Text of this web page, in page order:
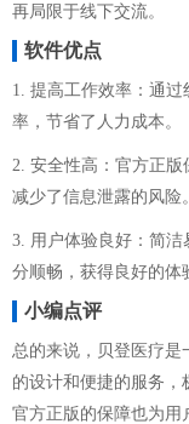
再局限于线下交流。
软件优点
1. 提高工作效率：通
率，节省了人力成本。
2. 安全性高：官方正版
减少了信息泄露的风险。
3. 用户体验良好：简
分顺畅，获得良好的体
小编点评
总的来说，贝登医疗是
的设计和便捷的服务，
官方正版的保障也为用